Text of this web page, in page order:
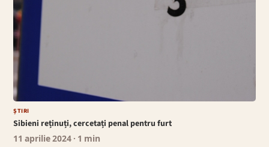
ȘTIRI
Sibieni reținuți, cercetați penal pentru furt
11 aprilie 2024 · 1 min